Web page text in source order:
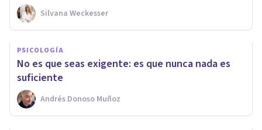
Silvana Weckesser
PSICOLOGÍA
No es que seas exigente: es que nunca nada es
suficiente
Andrés Donoso Muñoz